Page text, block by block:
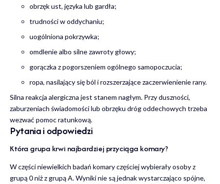
obrzęk ust, języka lub gardła;
trudności w oddychaniu;
uogólniona pokrzywka;
omdlenie albo silne zawroty głowy;
gorączka z pogorszeniem ogólnego samopoczucia;
ropa, nasilający się ból i rozszerzające zaczerwienienie rany.
Silna reakcja alergiczna jest stanem nagłym. Przy duszności,
zaburzeniach świadomości lub obrzęku dróg oddechowych trzeba
wezwać pomoc ratunkową.
Pytania i odpowiedzi
Która grupa krwi najbardziej przyciąga komary?
W części niewielkich badań komary częściej wybierały osoby z
grupą 0 niż z grupą A. Wyniki nie są jednak wystarczająco spójne,